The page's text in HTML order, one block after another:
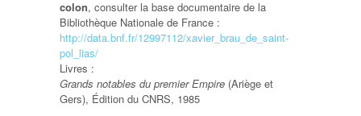
colon, consulter la base documentaire de la
Bibliothèque Nationale de France :
http://data.bnf.fr/12997112/xavier_brau_de_saint-
pol_lias/
Livres :
Grands notables du premier Empire (Ariège et
Gers), Édition du CNRS, 1985